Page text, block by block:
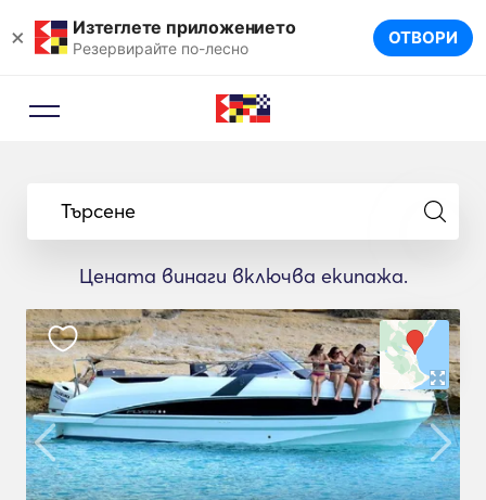
× Изтеглете приложението
Резервирайте по-лесно ОТВОРИ
Търсене
Цената винаги включва екипажа.